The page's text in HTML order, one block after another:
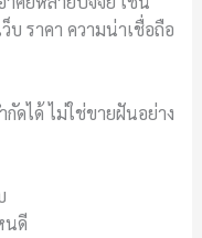
บ ราคา ความน่าเชื่อถือ
ดได้ ไม่ใช่ขายฝันอย่าง
นดี